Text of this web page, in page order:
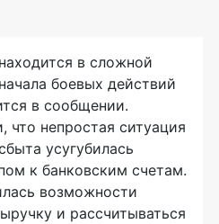
в сложной
боевых действий
в сообщении.
что непростая ситуация
усугубилась
к банковским счетам.
возможности
и рассчитываться